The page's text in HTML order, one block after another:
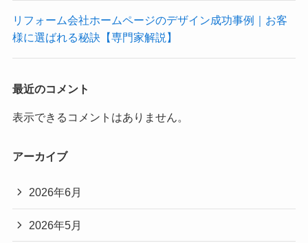
リフォーム会社ホームページのデザイン成功事例｜お客
様に選ばれる秘訣【専門家解説】
最近のコメント
表示できるコメントはありません。
アーカイブ
2026年6月
2026年5月